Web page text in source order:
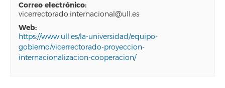
correo electrónico:
vicerrectorado.internacional@ull.es
web:
https://www.ull.es/la-universidad/equipo-
gobierno/vicerrectorado-proyeccion-
internacionalizacion-cooperacion/